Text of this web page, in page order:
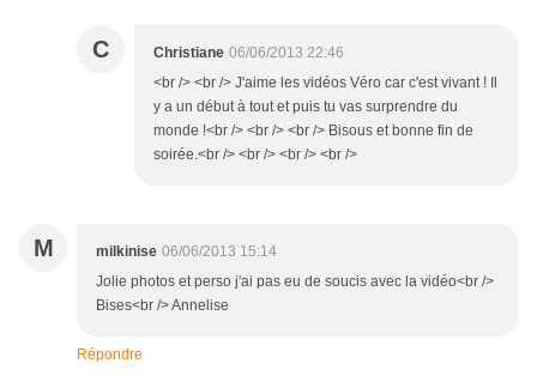
C Christiane 06/06/2013 22:46
<br /> <br /> J'aime les vidéos Véro car c'est vivant ! Il
y a un début à tout et puis tu vas surprendre du
monde !<br /> <br /> <br /> Bisous et bonne fin de
soirée.<br /> <br /> <br /> <br />
M milkinise 06/06/2013 15:14
Jolie photos et perso j'ai pas eu de soucis avec la vidéo<br />
Bises<br /> Annelise
Répondre